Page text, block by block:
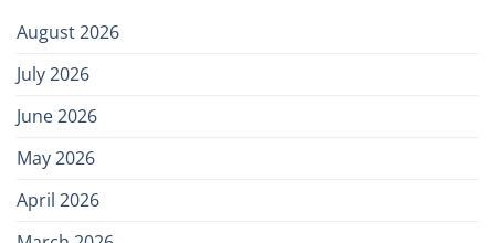
August 2026
July 2026
June 2026
May 2026
April 2026